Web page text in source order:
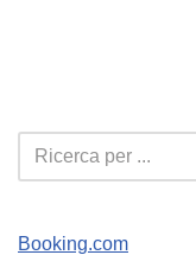
Booking.com